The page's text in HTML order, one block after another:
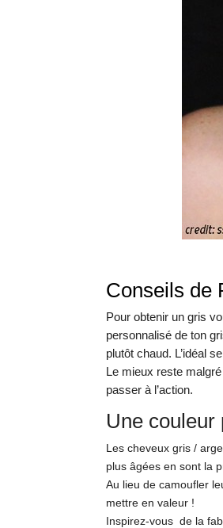
Conseils de
Pour obtenir un gris
personnalisé de ton
plutôt chaud. L’idéal
Le mieux reste
passer à l’action.
Une couleur
Les cheveux gris /
plus âgées en sont la
Au lieu de camoufler
mettre en valeur !
Inspirez-vous de la